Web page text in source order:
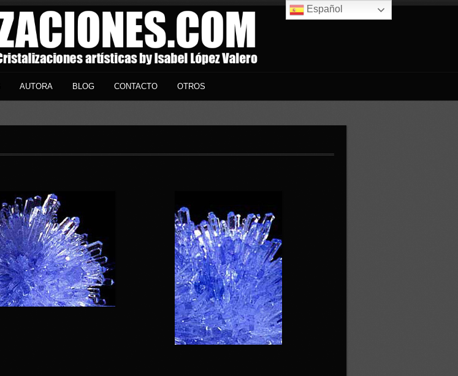
AUTORA BLOG CONTACTO OTROS
Español